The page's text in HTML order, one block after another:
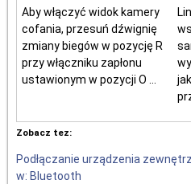
Aby włączyć widok kamery
cofania, przesuń dźwignię
zmiany biegów w pozycję R
przy włączniku zapłonu
ustawionym w pozycji O ...
Zobacz tez:
Podłączanie urządzenia
w: Bluetooth